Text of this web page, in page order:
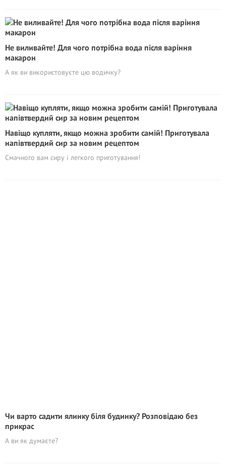
Не виливайте! Для чого потрібна вода після варіння
макарон
А як ви використовуєте цю водичку?
Навіщо купляти, якщо можна зробити самій! Приготувала
напівтвердий сир за новим рецептом
Смачного вам сиру і легкого приготування!
Чи варто садити ялинку біля будинку? Розповідаю без
прикрас
А ви як думаєте?